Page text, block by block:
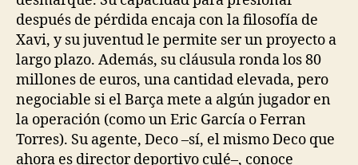
después de pérdida encaja con la filosofía de
Xavi, y su juventud le permite ser un proyecto a
largo plazo. Además, su cláusula ronda los 80
millones de euros, una cantidad elevada, pero
negociable si el Barça mete a algún jugador en
la operación (como un Eric García o Ferran
Torres). Su agente, Deco –sí, el mismo Deco que
ahora es director deportivo culé–, conoce